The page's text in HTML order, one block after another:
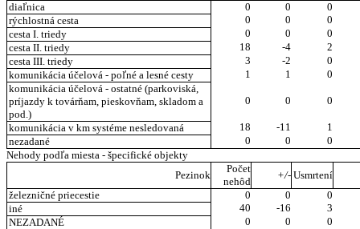
diaľnica
0 0
0
rýchlostná cesta
0 0
0
cesta I. triedy
0 0
0
cesta II. triedy
18 -4
2
cesta III. triedy
3 -2
0
komunikácia účelová - poľné a lesné cesty
1 1
0
komunikácia účelová - ostatné (parkoviská,
príjazdy k továrňam, pieskovňam, skladom a
pod.)
0 0 0
komunikácia v km systéme nesledovaná 18 -11
1
nezadané
0 0
0
Nehody podľa miesta - špecifické objekty
Pezinok
Počet
nehôd
+/- Usmrtení
železničné priecestie
0 0
0
iné
40 -16
3
NEZADANÉ
0 0
0